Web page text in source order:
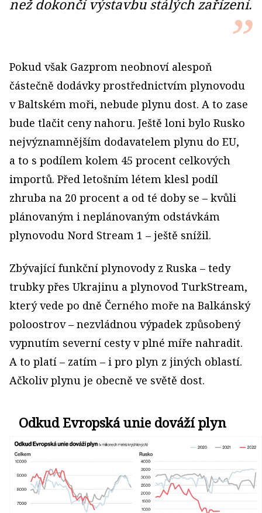
než dokončí výstavbu stálých zařízení.
Pokud však Gazprom neobnoví alespoň
částečně dodávky prostřednictvím plynovodu
v Baltském moři, nebude plynu dost. A to zase
bude tlačit ceny nahoru. Ještě loni bylo Rusko
nejvýznamnějším dodavatelem plynu do EU,
a to s podílem kolem 45 procent celkových
importů. Před letošním létem klesl podíl
zhruba na 20 procent a od té doby se – kvůli
plánovaným i neplánovaným odstávkám
plynovodu Nord Stream 1 – ještě snížil.
Zbývající funkční plynovody z Ruska – tedy
trubky přes Ukrajinu a plynovod TurkStream,
který vede po dně Černého moře na Balkánský
poloostrov – nezvládnou výpadek způsobený
vypnutím severní cesty v plné míře nahradit.
A to platí – zatím – i pro plyn z jiných oblastí.
Ačkoliv plynu je obecně ve světě dost.
Odkud Evropská unie dováží plyn